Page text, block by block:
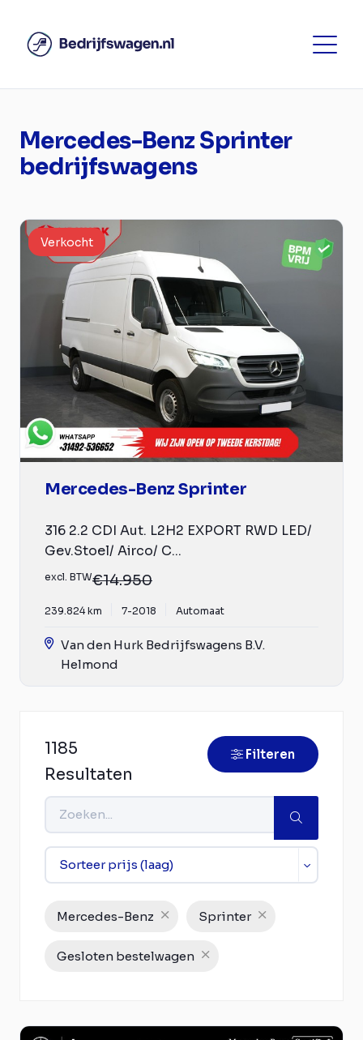
Mercedes-Benz Sprinter
bedrijfswagens
Verkocht
Mercedes-Benz Sprinter
316 2.2 CDI Aut. L2H2 EXPORT RWD LED/
Gev.Stoel/ Airco/ C...
excl. BTW€14.950
239.824 km 7-2018 Automaat
Van den Hurk Bedrijfswagens B.V.
Helmond
1185
Resultaten
Filteren
Mercedes-Benz Sprinter
Gesloten bestelwagen